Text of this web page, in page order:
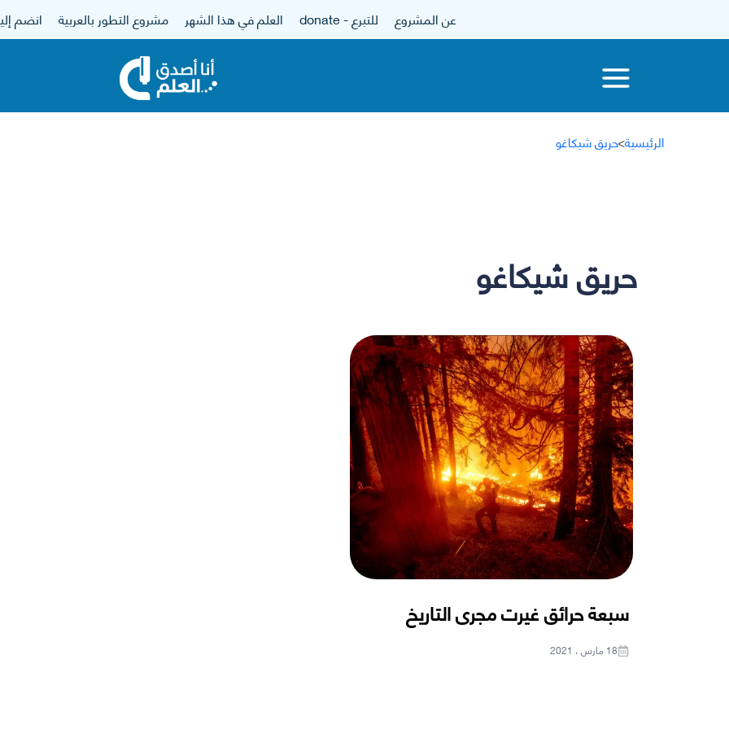
عن المشروع للتبرع - donate العلم في هذا الشهر مشروع التطور بالعربية انضم
الرئيسية>حريق شيكاغو
حريق شيكاغو
سبعة حرائق غيرت مجرى التاريخ
18 مارس ، 2021